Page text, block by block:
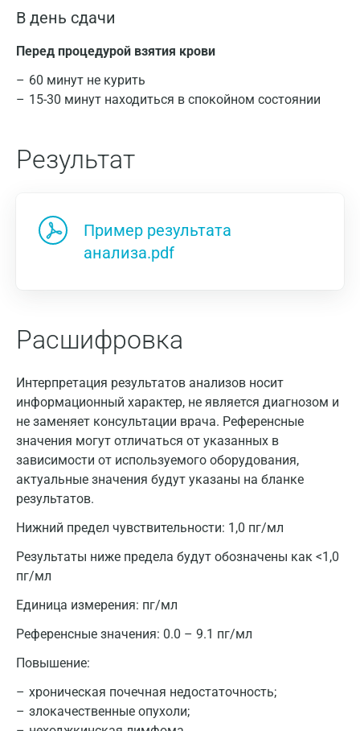
В день сдачи
Перед процедурой взятия крови
60 минут не курить
15-30 минут находиться в спокойном состоянии
Результат
Пример результата
анализа.pdf
Расшифровка
Интерпретация результатов анализов носит
информационный характер, не является диагнозом и
не заменяет консультации врача. Референсные
значения могут отличаться от указанных в
зависимости от используемого оборудования,
актуальные значения будут указаны на бланке
результатов.
Нижний предел чувствительности: 1,0 пг/мл
Результаты ниже предела будут обозначены как <1,0
пг/мл
Единица измерения: пг/мл
Референсные значения: 0.0 – 9.1 пг/мл
Повышение:
хроническая почечная недостаточность;
злокачественные опухоли;
Санкт-Петербург
Нижний Новгород
Казань
Альметьевск
Балашиха
Барнаул
Брянск
Великий Новгород